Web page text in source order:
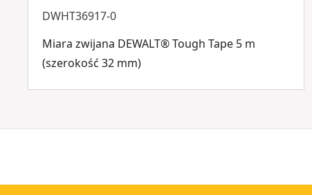
DWHT36917-0
Miara zwijana DEWALT® Tough Tape 5 m
(szerokość 32 mm)